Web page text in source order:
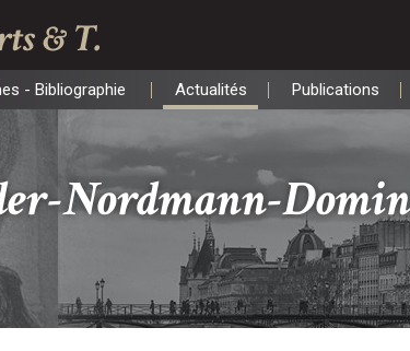
& T.
- Bibliographie
- Bibliographie Actualités
Actualités Publications
Publications
Nordmann-